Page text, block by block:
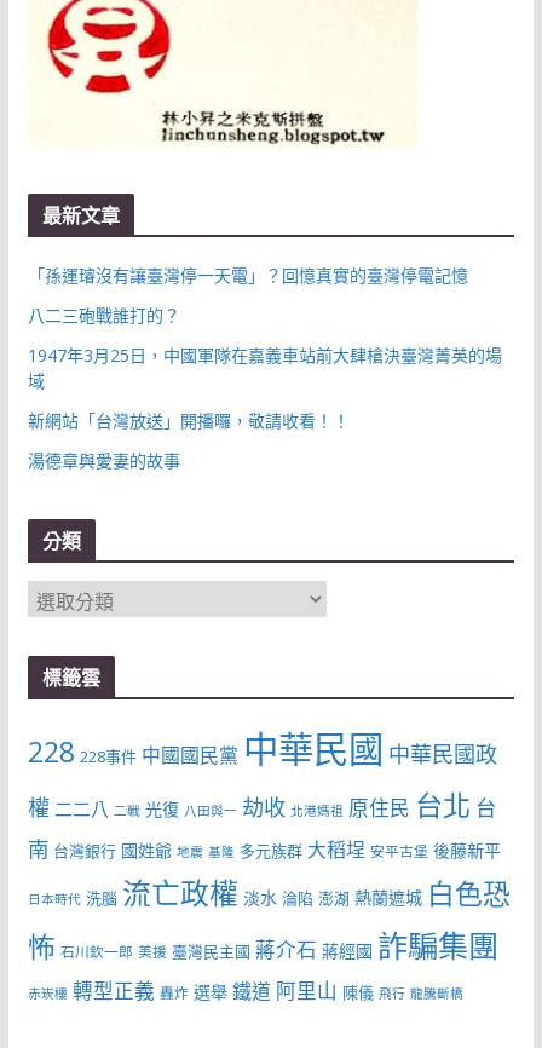
最新文章
「孫運璿沒有讓臺灣停一天電」？回憶真實的臺灣停電記憶
八二三砲戰誰打的？
1947年3月25日，中國軍隊在嘉義車站前大肆槍決臺灣菁英的場
域
新網站「台灣放送」開播囉，敬請收看！！
湯德章與愛妻的故事
分類
分
標籤雲
228 228事件 中國國民黨 中華民國 中華民國政
權 二二八 二戰 光復 八田與一 劫收 北港媽祖 原住民 台北 台
南 台灣銀行 國姓爺 地震 基隆 多元族群 大稻埕 安平古堡 後藤新平
日本時代 洗腦 流亡政權 淡水 淪陷 澎湖 熱蘭遮城 白色恐
怖 石川欽一郎 美援 臺灣民主國 蔣介石 蔣經國 詐騙集團
赤崁樓 轉型正義 轟炸 選舉 鐵道 阿里山 陳儀 飛行 龍騰斷橋